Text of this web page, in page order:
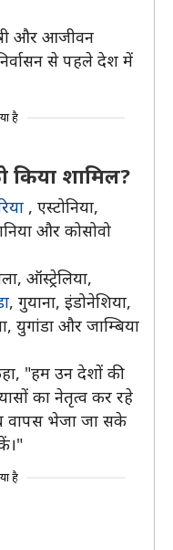
और आजीवन
से पहले देश में
है
किया शामिल?
, एस्टोनिया,
और कोसोवो
ऑस्ट्रेलिया,
, गुयाना, इंडोनेशिया,
युगांडा और जाम्बिया
"हम उन देशों की
का नेतृत्व कर रहे
वापस भेजा जा सके
है